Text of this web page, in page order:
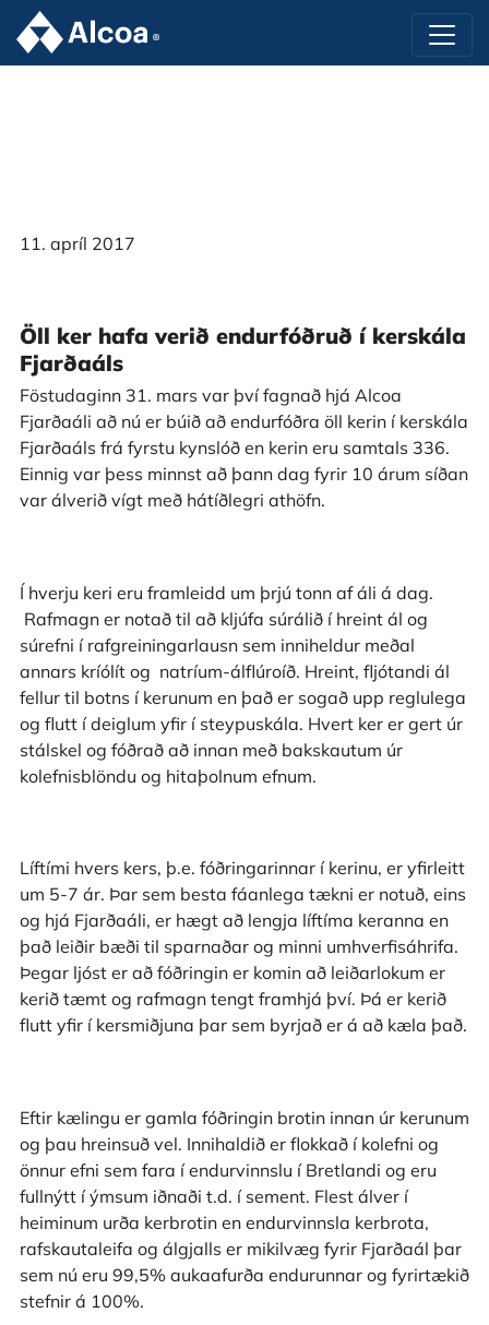
11. apríl 2017
Öll ker hafa verið endurfóðruð í kerskála
Fjarðaáls
Föstudaginn 31. mars var því fagnað hjá Alcoa
Fjarðaáli að nú er búið að endurfóðra öll kerin í kerskála
Fjarðaáls frá fyrstu kynslóð en kerin eru samtals 336.
Einnig var þess minnst að þann dag fyrir 10 árum síðan
var álverið vígt með hátíðlegri athöfn.
Í hverju keri eru framleidd um þrjú tonn af áli á dag.
Rafmagn er notað til að kljúfa súrálið í hreint ál og
súrefni í rafgreiningarlausn sem inniheldur meðal
annars kríólít og natríum-álflúroíð. Hreint, fljótandi ál
fellur til botns í kerunum en það er sogað upp reglulega
og flutt í deiglum yfir í steypuskála. Hvert ker er gert úr
stálskel og fóðrað að innan með bakskautum úr
kolefnisblöndu og hitaþolnum efnum.
Líftími hvers kers, þ.e. fóðringarinnar í kerinu, er yfirleitt
um 5-7 ár. Þar sem besta fáanlega tækni er notuð, eins
og hjá Fjarðaáli, er hægt að lengja líftíma keranna en
það leiðir bæði til sparnaðar og minni umhverfisáhrifa.
Þegar ljóst er að fóðringin er komin að leiðarlokum er
kerið tæmt og rafmagn tengt framhjá því. Þá er kerið
flutt yfir í kersmiðjuna þar sem byrjað er á að kæla það.
Eftir kælingu er gamla fóðringin brotin innan úr kerunum
og þau hreinsuð vel. Innihaldið er flokkað í kolefni og
önnur efni sem fara í endurvinnslu í Bretlandi og eru
fullnýtt í ýmsum iðnaði t.d. í sement. Flest álver í
heiminum urða kerbrotin en endurvinnsla kerbrota,
rafskautaleifa og álgjalls er mikilvæg fyrir Fjarðaál þar
sem nú eru 99,5% aukaafurða endurunnar og fyrirtækið
stefnir á 100%.